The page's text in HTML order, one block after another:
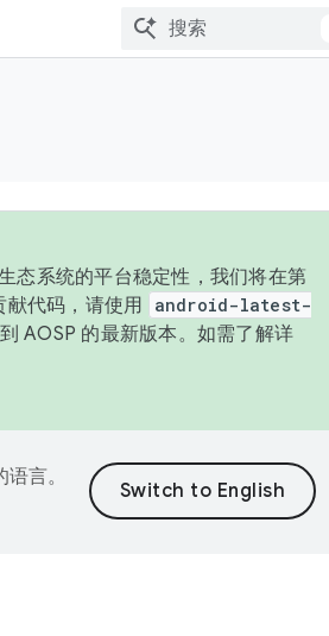
态系统的平台稳定性，我们将在第
献代码，请使用
android-latest-
AOSP 的最新版本。如需了解详
言。